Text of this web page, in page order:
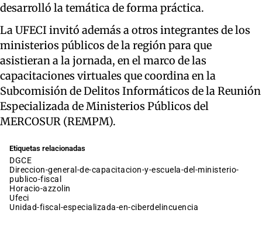
desarrolló la temática de forma práctica.
La UFECI invitó además a otros integrantes de los
ministerios públicos de la región para que
asistieran a la jornada, en el marco de las
capacitaciones virtuales que coordina en la
Subcomisión de Delitos Informáticos de la Reunión
Especializada de Ministerios Públicos del
MERCOSUR (REMPM).
Etiquetas relacionadas
DGCE
direccion-general-de-capacitacion-y-escuela-del-ministerio-
publico-fiscal
horacio-azzolin
ufeci
unidad-fiscal-especializada-en-ciberdelincuencia